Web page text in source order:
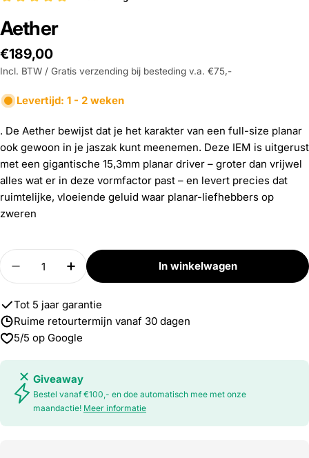
Aether
Adviesprijs
€189,00
Incl. BTW / Gratis verzending bij besteding v.a. €75,-
Levertijd: 1 - 2 weken
. De Aether bewijst dat je het karakter van een full-size planar
ook gewoon in je jaszak kunt meenemen. Deze IEM is uitgerust
met een gigantische 15,3mm planar driver – groter dan vrijwel
alles wat er in deze vormfactor past – en levert precies dat
ruimtelijke, vloeiende geluid waar planar-liefhebbers op
zweren
Aantal
Verlaag aantal voor Aether
Verhoog aantal voor Aether
In winkelwagen
Tot 5 jaar garantie
Ruime retourtermijn vanaf 30 dagen
5/5 op Google
Giveaway
Bestel vanaf €100,- en doe automatisch mee met onze
maandactie! Meer informatie